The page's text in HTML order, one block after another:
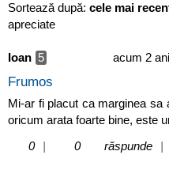
Sortează după: cele mai
apreciate
Ioan 5 acum 2 ani
Frumos
Mi-ar fi placut ca marginea sa
oricum arata foarte bine, este
0
| 0 răspunde |